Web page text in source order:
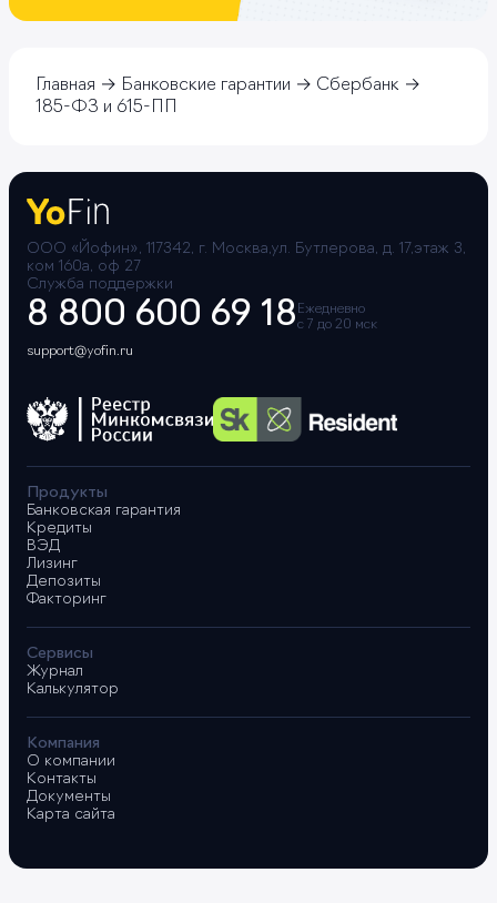
Главная Банковские гарантии
Сбербанк
185-ФЗ и 615-ПП
ООО «Йофин», 117342, г. Москва,ул. Бутлерова, д. 17,этаж 3,
ком 160а, оф 27
Служба поддержки
8 800 600 69 18 Ежедневно
с 7 до 20 мск
support@yofin.ru
Продукты
Банковская гарантия
Кредиты
ВЭД
Лизинг
Депозиты
Факторинг
Сервисы
Журнал
Калькулятор
Компания
О компании
Контакты
Документы
Карта сайта